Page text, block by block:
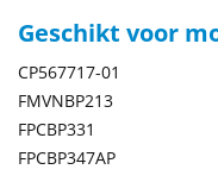
Geschikt voor
CP567717-01
FMVNBP213
FPCBP331
FPCBP347AP